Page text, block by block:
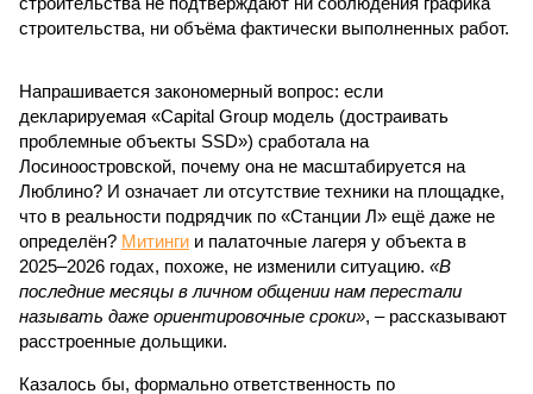
строительства, ни объёма фактически выполненных работ.
Напрашивается закономерный вопрос: если
декларируемая «Capital Group модель (достраивать
проблемные объекты SSD») сработала на
Лосиноостровской, почему она не масштабируется на
Люблино? И означает ли отсутствие техники на площадке,
что в реальности подрядчик по «Станции Л» ещё даже не
определён? Митинги и палаточные лагеря у объекта в
2025–2026 годах, похоже, не изменили ситуацию. «В
последние месяцы в личном общении нам перестали
называть даже ориентировочные сроки», – рассказывают
расстроенные дольщики.
Казалось бы, формально ответственность по